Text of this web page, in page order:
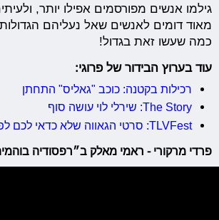
גילמו אנשים מפורסמים אפילו יותר,
מאוד דומים לאנשים שאל נעליהם
כמה שעשו זאת בגדול!
עוד בערוץ הבידור של פרוגי:
רכילות בקטנה: כוכב "גאליס" התחתן
The Story: שירלי לוי עושה סוף
TLVFest: סרטי הגאווה שלא כדאי לכם לפספס
פרדי מרקורי - ראמי מאלק ב״רפסודיה